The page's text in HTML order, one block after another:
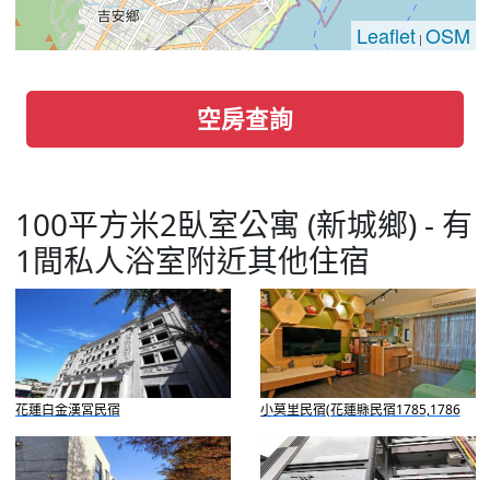
Leaflet| OSM
空房查詢
100平方米2臥室公寓 (新城鄉) - 有
1間私人浴室附近其他住宿
花蓮白金漢宮民宿 小莫里民宿(花蓮縣民宿1785,1786
號)